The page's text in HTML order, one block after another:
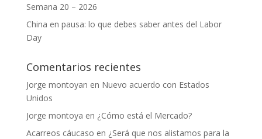
Semana 20 – 2026
China en pausa: lo que debes saber antes del Labor
Day
Comentarios recientes
Jorge montoyan en Nuevo acuerdo con Estados
Unidos
Jorge montoya en ¿Cómo está el Mercado?
Acarreos cáucaso en ¿Será que nos alistamos para la